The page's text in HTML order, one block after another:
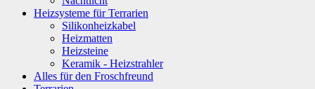
Heizsysteme für Terrarien
Silikonheizkabel
Heizmatten
Heizsteine
Keramik - Heizstrahler
Alles für den Froschfreund